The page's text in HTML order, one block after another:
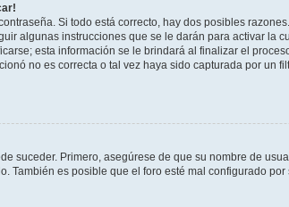
Si todo está correcto, hay dos posibles
algunas instrucciones que se le darán para activar la
esta información se le brindará al finalizar el
no es correcta o tal vez haya sido capturada por
suceder. Primero, asegúrese de que su nombre de
También es posible que el foro esté mal configurado